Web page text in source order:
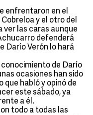
enfrentaron en el
y el otro del
ver las caras aunque
defenderá
Darío Verón lo hará
de Darío
ocasiones han sido
que habló y opinó de
este sábado, ya
a él.
todo a todas las